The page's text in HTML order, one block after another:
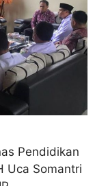
Pendidikan
Uca Somantri